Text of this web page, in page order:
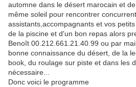
automne dans le désert marocain et
même soleil pour rencontrer
assistants,accompagnants et vos
de la piscine et d'un bon repas alors
Benoît 00.212.661.21.40.99 ou par
bonne connaissance du désert, de la
book, du roulage sur piste et dans les
nécessaire...
Donc voici le programme